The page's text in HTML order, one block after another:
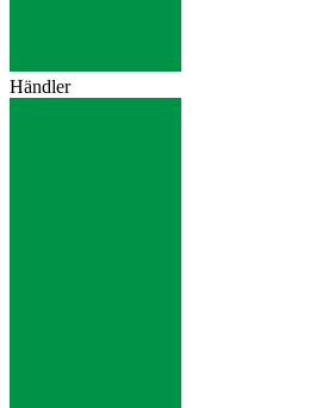
Händler